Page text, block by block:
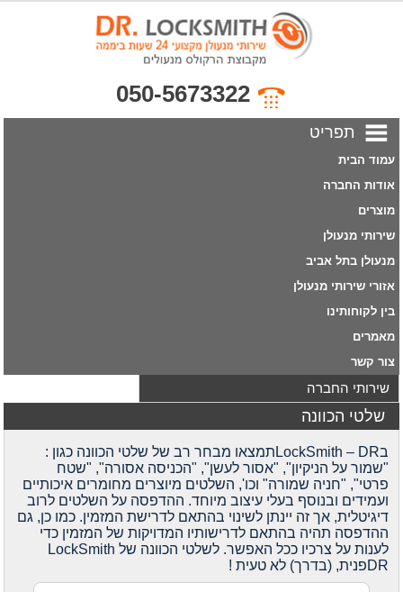
050-5673322
תפריט
עמוד הבית
אודות החברה
מוצרים
שירותי מנעולן
מנעולן בתל אביב
אזורי שירותי מנעולן
בין לקוחותינו
מאמרים
צור קשר
שירותי החברה
שלטי הכוונה
בLockSmith – DRתמצאו מבחר רב של שלטי הכוונה כגון :
"שמור על הניקיון", "אסור לעשן", "הכניסה אסורה", "שטח
פרטי", "חניה שמורה" וכו', השלטים מיוצרים מחומרים איכותיים
ועמידים ובנוסף בעלי עיצוב מיוחד. ההדפסה על השלטים לרוב
דיגיטלית, אך זה יינתן לשינוי בהתאם לדרישת המזמין. כמו כן, גם
ההדפסה תהיה בהתאם לדרישותיו המדויקות של המזמין כדי
לענות על צרכיו ככל האפשר.
לשלטי הכוונה של LockSmith
DRפנית, (בדרך) לא טעית !